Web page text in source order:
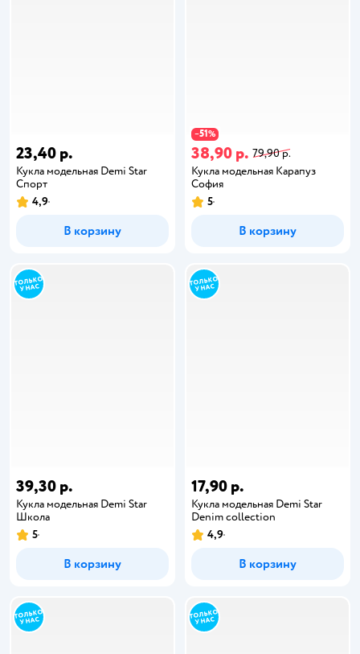
23,40 р.
Кукла модельная Demi Star
Спорт
4,9
В корзину
−51%
38,90 р. 79,90 р.
Кукла модельная Карапуз
София
5
В корзину
39,30 р.
Кукла модельная Demi Star
Школа
5
В корзину
17,90 р.
Кукла модельная Demi Star
Denim collection
4,9
В корзину